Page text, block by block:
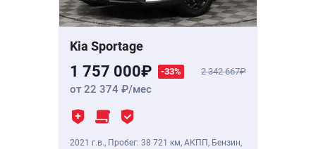
Kia Sportage
1 757 000 -33% 2 342 667
от 22 374 /мес
2021 г.в., Пробег: 38 721 км, АКПП, Бензин,